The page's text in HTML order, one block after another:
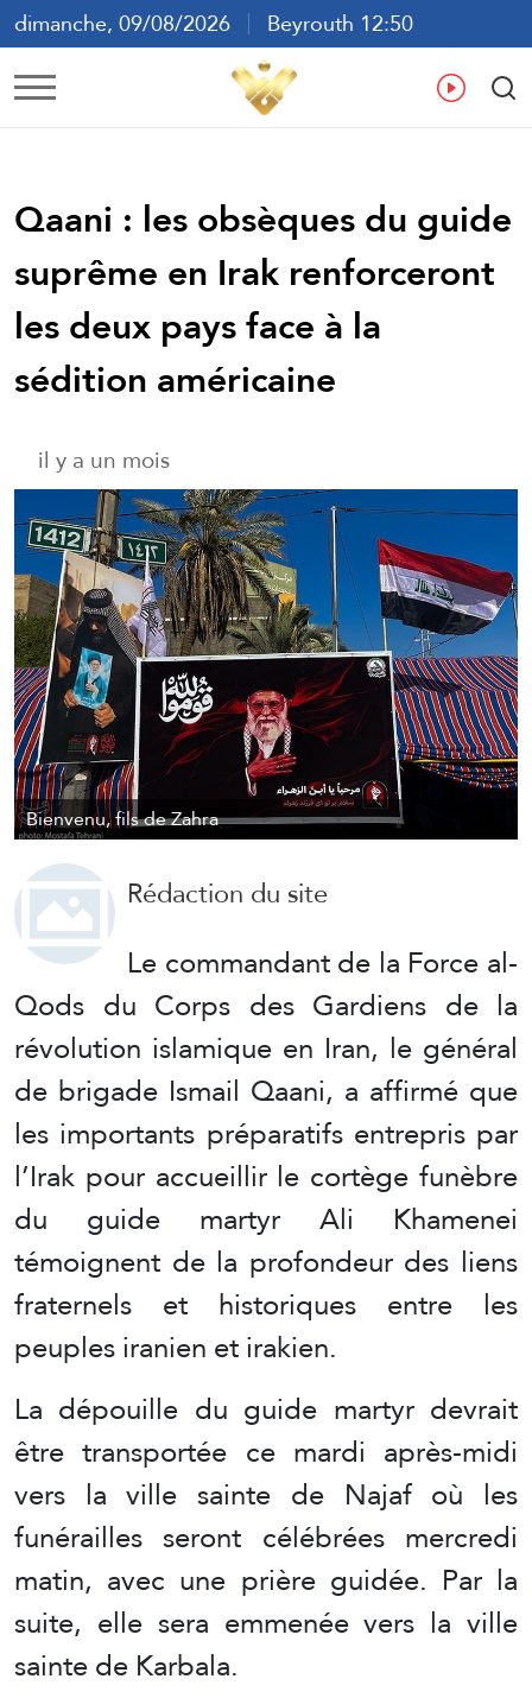
dimanche, 09/08/2026
Beyrouth 12:50
ع
Qaani : les obsèques du guide
suprême en Irak renforceront
les deux pays face à la
sédition américaine
il y a un mois
Bienvenu, fils de Zahra
Rédaction du site
Le commandant de la Force al-
Qods du Corps des Gardiens de la
révolution islamique en Iran, le général
de brigade Ismail Qaani, a affirmé que
les importants préparatifs entrepris par
l’Irak pour accueillir le cortège funèbre
du guide martyr Ali Khamenei
témoignent de la profondeur des liens
fraternels et historiques entre les
peuples iranien et irakien.
La dépouille du guide martyr devrait
être transportée ce mardi après-midi
vers la ville sainte de Najaf où les
funérailles seront célébrées mercredi
matin, avec une prière guidée. Par la
suite, elle sera emmenée vers la ville
sainte de Karbala.